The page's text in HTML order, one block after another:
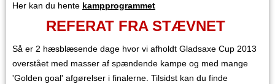
Her kan du hente kampprogrammet
REFERAT FRA STÆVNET
Så er 2 hæsblæsende dage hvor vi afholdt Gladsaxe Cup 2013
overstået med masser af spændende kampe og med mange
'Golden goal' afgørelser i finalerne. Tilsidst kan du finde